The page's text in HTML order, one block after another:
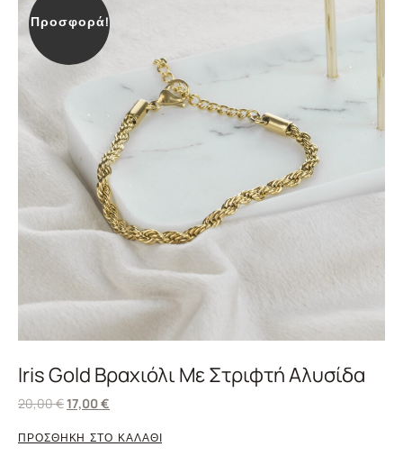
Προσφορά!
Iris Gold Βραχιόλι Με Στριφτή Αλυσίδα
20,00€ 17,00€
ΠΡΟΣΘΗΚΗ ΣΤΟ ΚΑΛΑΘΙ